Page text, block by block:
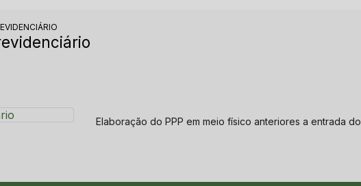
Elaboração do PPP em meio físico anteriores a entrada do